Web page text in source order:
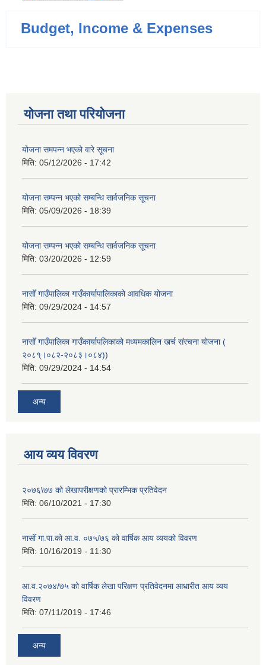
Budget, Income & Expenses
योजना तथा परियोजना
योजना समपन्न भएको वारे सूचना
मिति: 05/12/2026 - 17:42
योजना सम्पन्न भएको सम्बन्धि सार्वजनिक सूचना
मिति: 05/09/2026 - 18:39
योजना सम्पन्न भएको सम्बन्धि सार्वजनिक सूचना
मिति: 03/20/2026 - 12:59
नासोँ गाउँपालिका गाउँकार्यापालिकाको आवधिक योजना
मिति: 09/29/2024 - 14:57
नासोँ गाउँपालिका गाउँकार्यापलिकाको मध्यमकालिन खर्च संरचना योजना (
२०८१्।०८२-२०८३।०८४))
मिति: 09/29/2024 - 14:54
अन्य
आय व्यय विवरण
२०७६\७७ को लेखापरीक्षणको प्रारम्भिक प्रतिवेदन
मिति: 06/10/2021 - 17:30
नासोँ गा.पा.को आ.व. ०७५/७६ को वार्षिक आय व्ययको विवरण
मिति: 10/16/2019 - 11:30
आ.व.२०७४/७५ को वार्षिक लेखा परिक्षण प्रतिवेदनमा आधारीत आय व्यय
विवरण
मिति: 07/11/2019 - 17:46
अन्य